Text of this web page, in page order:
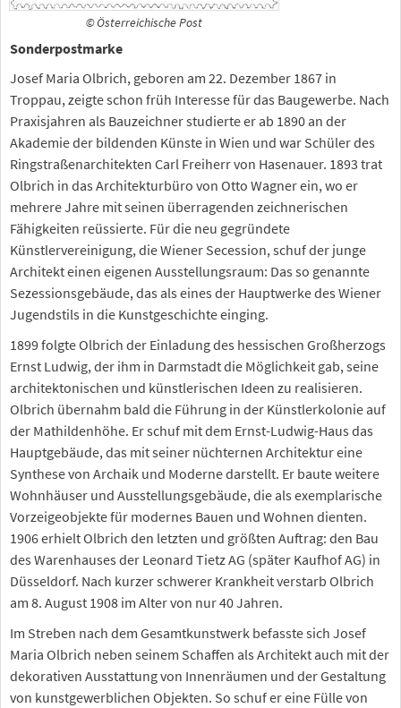
© Österreichische Post
Sonderpostmarke
Josef Maria Olbrich, geboren am 22. Dezember 1867 in
Troppau, zeigte schon früh Interesse für das Baugewerbe. Nach
Praxisjahren als Bauzeichner studierte er ab 1890 an der
Akademie der bildenden Künste in Wien und war Schüler des
Ringstraßenarchitekten Carl Freiherr von Hasenauer. 1893 trat
Olbrich in das Architekturbüro von Otto Wagner ein, wo er
mehrere Jahre mit seinen überragenden zeichnerischen
Fähigkeiten reüssierte. Für die neu gegründete
Künstlervereinigung, die Wiener Secession, schuf der junge
Architekt einen eigenen Ausstellungsraum: Das so genannte
Sezessionsgebäude, das als eines der Hauptwerke des Wiener
Jugendstils in die Kunstgeschichte einging.
1899 folgte Olbrich der Einladung des hessischen Großherzogs
Ernst Ludwig, der ihm in Darmstadt die Möglichkeit gab, seine
architektonischen und künstlerischen Ideen zu realisieren.
Olbrich übernahm bald die Führung in der Künstlerkolonie auf
der Mathildenhöhe. Er schuf mit dem Ernst-Ludwig-Haus das
Hauptgebäude, das mit seiner nüchternen Architektur eine
Synthese von Archaik und Moderne darstellt. Er baute weitere
Wohnhäuser und Ausstellungsgebäude, die als exemplarische
Vorzeigeobjekte für modernes Bauen und Wohnen dienten.
1906 erhielt Olbrich den letzten und größten Auftrag: den Bau
des Warenhauses der Leonard Tietz AG (später Kaufhof AG) in
Düsseldorf. Nach kurzer schwerer Krankheit verstarb Olbrich
am 8. August 1908 im Alter von nur 40 Jahren.
Im Streben nach dem Gesamtkunstwerk befasste sich Josef
Maria Olbrich neben seinem Schaffen als Architekt auch mit der
dekorativen Ausstattung von Innenräumen und der Gestaltung
von kunstgewerblichen Objekten. So schuf er eine Fülle von